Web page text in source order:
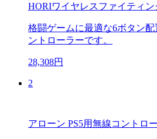
HORIワイヤレスファイティン
格闘ゲームに最適な6ボタン
ントローラーです。
28,308円
2
アローン PS5用無線コントロ